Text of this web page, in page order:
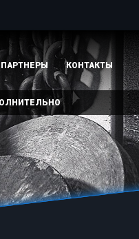
ПАРТНЕРЫ КОНТАКТЫ